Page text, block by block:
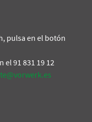
pulsa en el botón
el 91 831 19 12